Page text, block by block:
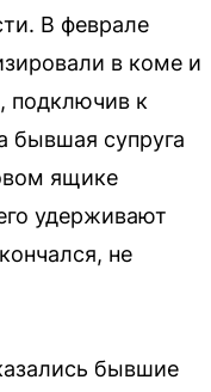
В феврале
в коме и
подключив к
бывшая супруга
ящике
удерживают
не
бывшие